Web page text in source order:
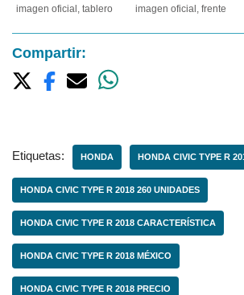
imagen oficial, tablero
imagen oficial, frente
Compartir:
Etiquetas: HONDA HONDA CIVIC TYPE R
HONDA CIVIC TYPE R 2018 260 UNIDADES
HONDA CIVIC TYPE R 2018 CARACTERÍSTICA
HONDA CIVIC TYPE R 2018 MÉXICO
HONDA CIVIC TYPE R 2018 PRECIO